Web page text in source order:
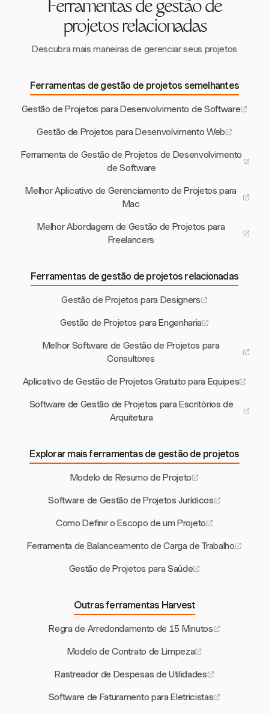
Ferramentas de gestão de
projetos relacionadas
Descubra mais maneiras de gerenciar seus projetos
Ferramentas de gestão de projetos semelhantes
Gestão de Projetos para Desenvolvimento de Software
Gestão de Projetos para Desenvolvimento Web
Ferramenta de Gestão de Projetos de Desenvolvimento
de Software
Melhor Aplicativo de Gerenciamento de Projetos para
Mac
Melhor Abordagem de Gestão de Projetos para
Freelancers
Ferramentas de gestão de projetos relacionadas
Gestão de Projetos para Designers
Gestão de Projetos para Engenharia
Melhor Software de Gestão de Projetos para
Consultores
Aplicativo de Gestão de Projetos Gratuito para Equipes
Software de Gestão de Projetos para Escritórios de
Arquitetura
Explorar mais ferramentas de gestão de projetos
Modelo de Resumo de Projeto
Software de Gestão de Projetos Jurídicos
Como Definir o Escopo de um Projeto
Ferramenta de Balanceamento de Carga de Trabalho
Gestão de Projetos para Saúde
Outras ferramentas Harvest
Regra de Arredondamento de 15 Minutos
Modelo de Contrato de Limpeza
Rastreador de Despesas de Utilidades
Software de Faturamento para Eletricistas